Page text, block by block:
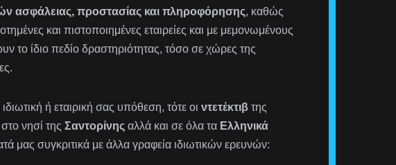
ασφάλειας, προστασίας και πληροφόρησης, καθώς
και πιστοποιημένες εταιρείες και με μεμονωμένους
το ίδιο πεδίο δραστηριότητας, τόσο σε χώρες της
ή εταιρική σας υπόθεση, τότε οι ντετέκτιβτης
νησί της Σαντορίνηςαλλά και σε όλα τα Ελληνικά
μας συγκριτικά με άλλα γραφεία ιδιωτικών ερευνών: